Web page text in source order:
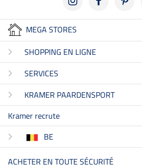
MEGA STORES
SHOPPING EN LIGNE
SERVICES
KRAMER PAARDENSPORT
Kramer recrute
BE
ACHETER EN TOUTE SÉCURITÉ